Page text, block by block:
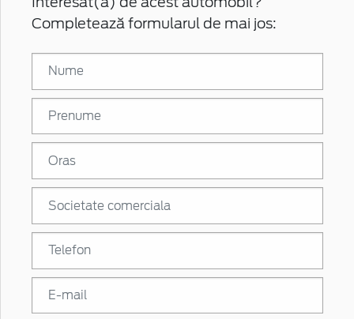
Completează formularul de mai jos: